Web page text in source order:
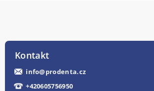
Kontakt
info@prodenta.cz
+420605756950